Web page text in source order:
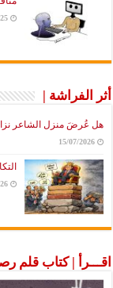
أثر الفراشة |
هل عُرضَ منزل الشاعر نزار
15/07/2026
اقـــرأ | كتاب قلم